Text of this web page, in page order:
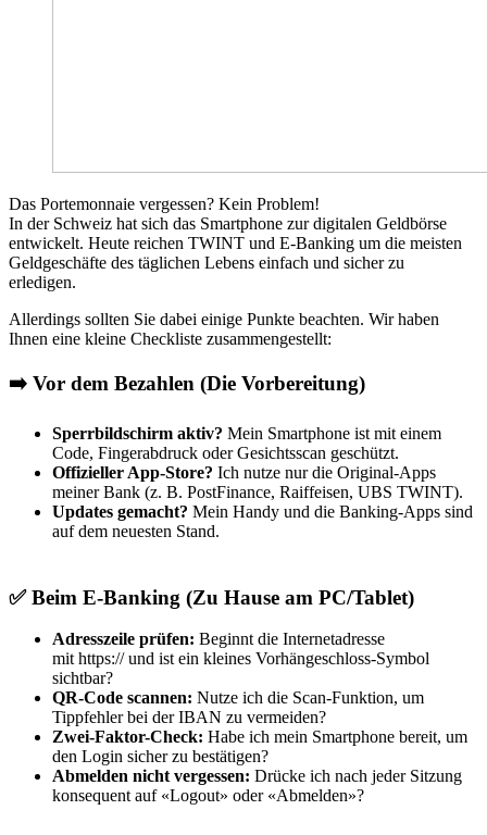
Das Portemonnaie vergessen? Kein Problem!
In der Schweiz hat sich das Smartphone zur digitalen Geldbörse
entwickelt. Heute reichen TWINT und E-Banking um die meisten
Geldgeschäfte des täglichen Lebens einfach und sicher zu
erledigen.
Allerdings sollten Sie dabei einige Punkte beachten. Wir haben
Ihnen eine kleine Checkliste zusammengestellt:
➡️ Vor dem Bezahlen (Die Vorbereitung)
Sperrbildschirm aktiv? Mein Smartphone ist mit einem
Code, Fingerabdruck oder Gesichtsscan geschützt.
Offizieller App-Store? Ich nutze nur die Original-Apps
meiner Bank (z. B. PostFinance, Raiffeisen, UBS TWINT).
Updates gemacht? Mein Handy und die Banking-Apps sind
auf dem neuesten Stand.
✅ Beim E-Banking (Zu Hause am PC/Tablet)
Adresszeile prüfen: Beginnt die Internetadresse
mit https:// und ist ein kleines Vorhängeschloss-Symbol
sichtbar?
QR-Code scannen: Nutze ich die Scan-Funktion, um
Tippfehler bei der IBAN zu vermeiden?
Zwei-Faktor-Check: Habe ich mein Smartphone bereit, um
den Login sicher zu bestätigen?
Abmelden nicht vergessen: Drücke ich nach jeder Sitzung
konsequent auf «Logout» oder «Abmelden»?